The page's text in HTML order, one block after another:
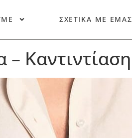
ΣΧΕΤΙΚΑ ΜΕ ΕΜΑΣ
– Καντιντίαση